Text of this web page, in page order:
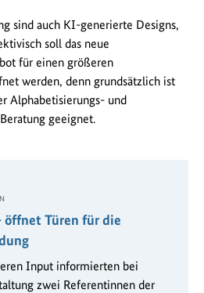
sind auch KI-generierte Designs,
soll das neue
für einen größeren
werden, denn grundsätzlich ist
Alphabetisierungs- und
geeignet.
öffnet Türen für die
Input informierten bei
zwei Referentinnen der